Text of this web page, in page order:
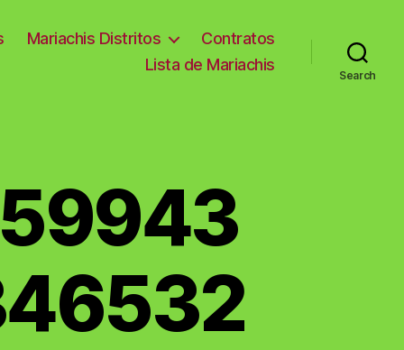
Mariachis Distritos
Contratos
Lista de Mariachis
Search